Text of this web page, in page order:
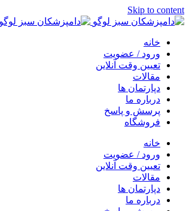
Skip to content
خانه
ورود / عضویت
تعیین وقت آنلاین
مقالات
دپارتمان ها
درباره ما
پرسش و پاسخ
فروشگاه
خانه
ورود / عضویت
تعیین وقت آنلاین
مقالات
دپارتمان ها
درباره ما